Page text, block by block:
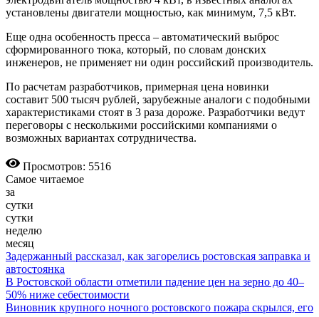
установлены двигатели мощностью, как минимум, 7,5 кВт.
Еще одна особенность пресса – автоматический выброс
сформированного тюка, который, по словам донских
инженеров, не применяет ни один российский производитель.
По расчетам разработчиков, примерная цена новинки
составит 500 тысяч рублей, зарубежные аналоги с подобными
характеристиками стоят в 3 раза дороже. Разработчики ведут
переговоры с несколькими российскими компаниями о
возможных вариантах сотрудничества.
Просмотров: 5516
Самое читаемое
за
сутки
сутки
неделю
месяц
Задержанный рассказал, как загорелись ростовская заправка и
автостоянка
В Ростовской области отметили падение цен на зерно до 40–
50% ниже себестоимости
Виновник крупного ночного ростовского пожара скрылся, его